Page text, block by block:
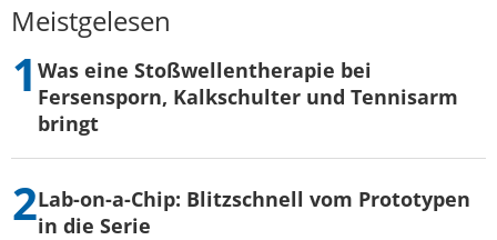
Meistgelesen
Was eine Stoßwellentherapie bei
Fersensporn, Kalkschulter und Tennisarm
bringt
Lab-on-a-Chip: Blitzschnell vom Prototypen
in die Serie